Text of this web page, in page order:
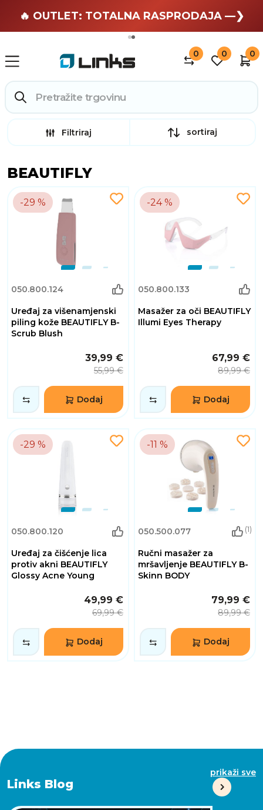
🏄 Zaslužuješ odmor —❯
🔥 OUTLET: TOTALNA RASPRODAJA —❯
0 0 0
Filtriraj sortiraj
BEAUTIFLY
-29 %
050.800.124
Uređaj za višenamjenski
piling kože BEAUTIFLY B-
Scrub Blush
39,99 €
55,99 €
Dodaj
-24 %
050.800.133
Masažer za oči BEAUTIFLY
Illumi Eyes Therapy
67,99 €
89,99 €
Dodaj
-29 %
050.800.120
Uređaj za čišćenje lica
protiv akni BEAUTIFLY
Glossy Acne Young
49,99 €
69,99 €
Dodaj
-11 %
050.500.077 (1)
Ručni masažer za
mršavljenje BEAUTIFLY B-
Skinn BODY
79,99 €
89,99 €
Dodaj
Links Blog
prikaži sve